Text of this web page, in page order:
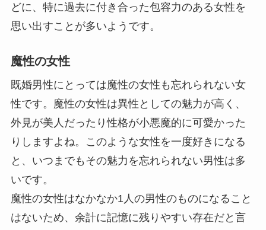
どに、特に過去に付き合った包容力のある女性を
思い出すことが多いようです。
魔性の女性
既婚男性にとっては魔性の女性も忘れられない女
性です。魔性の女性は異性としての魅力が高く、
外見が美人だったり性格が小悪魔的に可愛かった
りしますよね。このような女性を一度好きになる
と、いつまでもその魅力を忘れられない男性は多
いです。
魔性の女性はなかなか1人の男性のものになること
はないため、余計に記憶に残りやすい存在だと言